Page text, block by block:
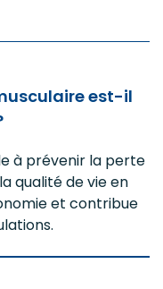
est-il
à prévenir la perte
qualité de vie en
et contribue